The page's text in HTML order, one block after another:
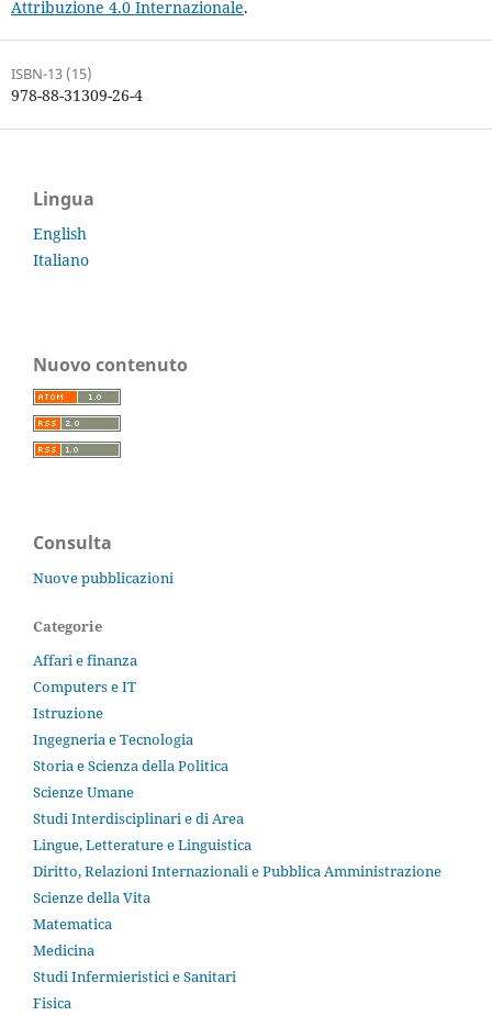
Attribuzione 4.0 Internazionale.
ISBN-13 (15)
978-88-31309-26-4
Lingua
English
Italiano
Nuovo contenuto
Consulta
Nuove pubblicazioni
Categorie
Affari e finanza
Computers e IT
Istruzione
Ingegneria e Tecnologia
Storia e Scienza della Politica
Scienze Umane
Studi Interdisciplinari e di Area
Lingue, Letterature e Linguistica
Diritto, Relazioni Internazionali e Pubblica Amministrazione
Scienze della Vita
Matematica
Medicina
Studi Infermieristici e Sanitari
Fisica